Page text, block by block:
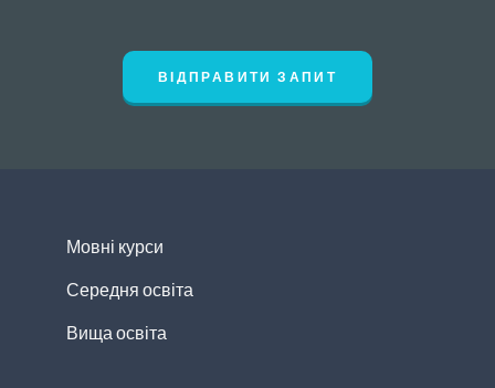
ВІДПРАВИТИ ЗАПИТ
Мовні курси
Середня освіта
Вища освіта